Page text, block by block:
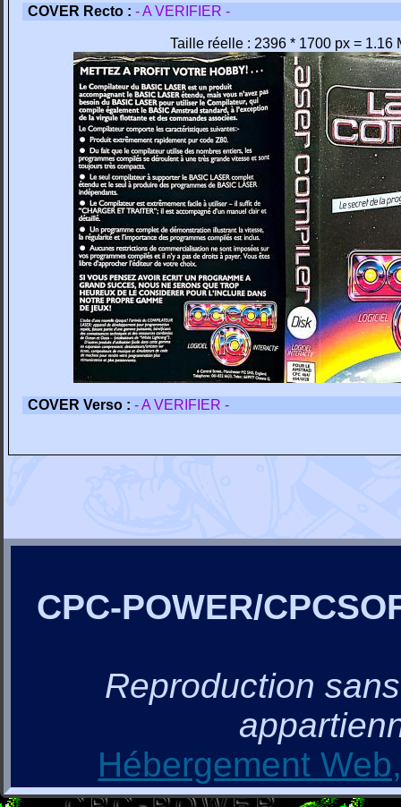
COVER Recto : - A VERIFIER -
Taille réelle : 2396 * 1700 px = 1.16
COVER Verso : - A VERIFIER -
CPC-POWER/
Reproduction
Hébergement